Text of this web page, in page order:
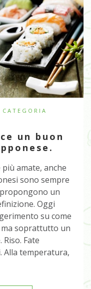
CATEGORIA
un buon
amate, anche
sono sempre
un
Oggi
su come
soprattutto un
Fate
Alla temperatura,